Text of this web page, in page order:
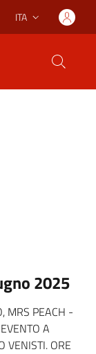
Lingua attiva:
ITA
2025
MRS PEACH -
A
VENISTI. ORE